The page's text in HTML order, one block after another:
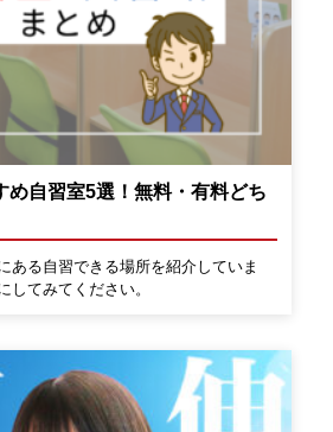
め自習室5選！無料・有料どち
ある自習できる場所を紹介していま
してみてください。